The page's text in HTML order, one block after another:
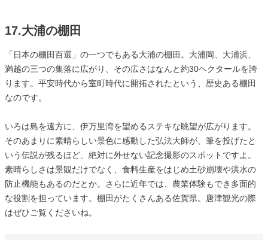
17.大浦の棚田
「日本の棚田百選」の一つでもある大浦の棚田。大浦岡、大浦浜、
満越の三つの集落に広がり、その広さはなんと約30ヘクタールを誇
ります。平安時代から室町時代に開拓されたという、歴史ある棚田
なのです。
いろは島を遠方に、伊万里湾を望めるステキな眺望が広がります。
そのあまりに素晴らしい景色に感動した弘法大師が、筆を投げたと
いう伝説が残るほど、絶対に外せない記念撮影のスポットですよ。
素晴らしさは景観だけでなく、食料生産をはじめ土砂崩壊や洪水の
防止機能もあるのだとか。さらに近年では、農業体験もでき多面的
な役割を担っています。棚田がたくさんある佐賀県。唐津観光の際
はぜひご覧くださいね。